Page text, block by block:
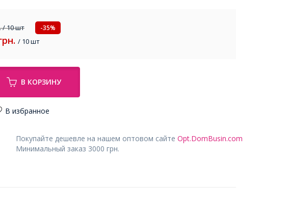
/ 10 шт -35%
/ 10 шт
В КОРЗИНУ
В избранное
Покупайте дешевле на нашем оптовом сайте Opt.DomBusin.com
Минимальный заказ 3000 грн.